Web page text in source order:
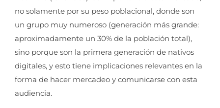
no solamente por su peso poblacional, donde son
un grupo muy numeroso (generación más grande:
aproximadamente un 30% de la población total),
sino porque son la primera generación de nativos
digitales, y esto tiene implicaciones relevantes en la
forma de hacer mercadeo y comunicarse con esta
audiencia.